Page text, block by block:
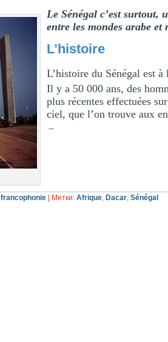
Le Sénégal c’est surtout,
entre les mondes arabe
L’histoire
L’histoire du Sénégal est
Il y a 50 000 ans, des
plus récentes effectuées
ciel, que l’on trouve aux
→
francophonie Метки: Afrique, Dacar, Sénégal